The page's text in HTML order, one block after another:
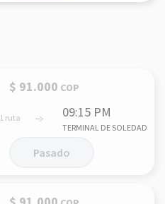
1 ruta 09:15 PM
TERMINAL DE SOLEDAD
$ 91.000 COP
Pasado